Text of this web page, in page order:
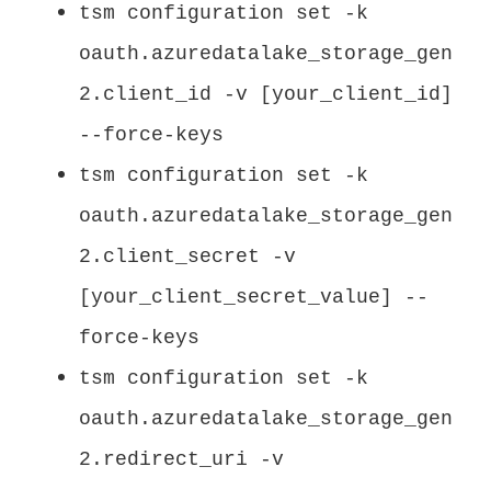
tsm configuration set -k
oauth.azuredatalake_storage_gen
2.client_id -v [your_client_id]
--force-keys
tsm configuration set -k
oauth.azuredatalake_storage_gen
2.client_secret -v
[your_client_secret_value] --
force-keys
tsm configuration set -k
oauth.azuredatalake_storage_gen
2.redirect_uri -v